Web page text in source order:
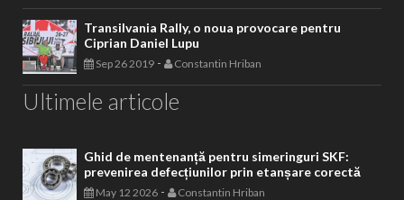
Transilvania Rally, o noua provocare pentru
Ciprian Daniel Lupu
Sep 26 2019 - Constantin Hriban
Ultimele articole
Ghid de mentenanță pentru simeringuri SKF:
prevenirea defecțiunilor prin etanșare corectă
May 12 2026 - Constantin Hriban